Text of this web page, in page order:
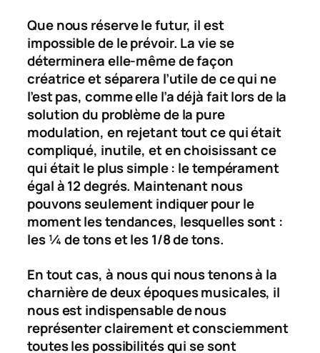
Que nous réserve le futur, il est
impossible de le prévoir. La vie se
déterminera elle-même de façon
créatrice et séparera l’utile de ce qui ne
l’est pas, comme elle l’a déjà fait lors de la
solution du problème de la pure
modulation, en rejetant tout ce qui était
compliqué, inutile, et en choisissant ce
qui était le plus simple : le tempérament
égal à 12 degrés. Maintenant nous
pouvons seulement indiquer pour le
moment les tendances, lesquelles sont :
les ¼ de tons et les 1/8 de tons.
En tout cas, à nous qui nous tenons à la
charnière de deux époques musicales, il
nous est indispensable de nous
représenter clairement et consciemment
toutes les possibilités qui se sont